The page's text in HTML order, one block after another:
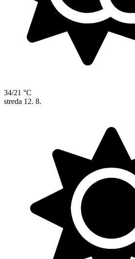
34/21 °C
streda 12. 8.